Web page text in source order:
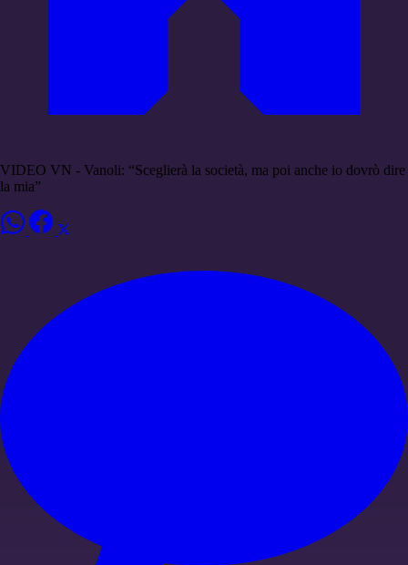
VIDEO VN - Vanoli: “Sceglierà la società, ma poi anche io dovrò dire
la mia”